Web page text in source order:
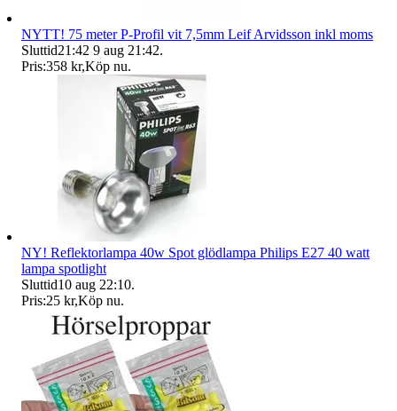
NYTT! 75 meter P-Profil vit 7,5mm Leif Arvidsson inkl moms
Sluttid21:42 9 aug 21:42.
Pris:358 kr,Köp nu.
NY! Reflektorlampa 40w Spot glödlampa Philips E27 40 watt
lampa spotlight
Sluttid10 aug 22:10.
Pris:25 kr,Köp nu.